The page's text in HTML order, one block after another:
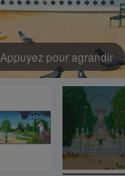
Appuyez pour agrandir